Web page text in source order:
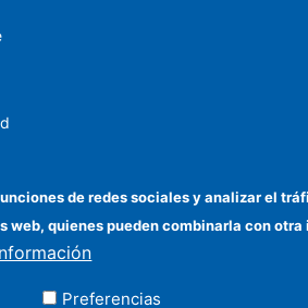
de redes sociales y analizar el
quienes pueden combinarla con
Preferencias